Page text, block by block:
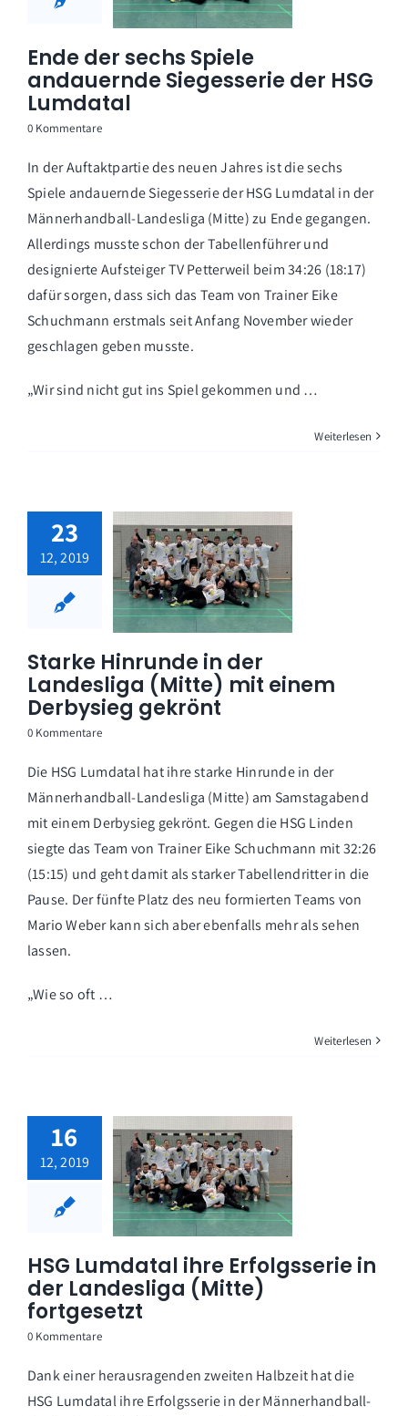
Ende der sechs Spiele
andauernde Siegesserie der HSG
Lumdatal
0 Kommentare
In der Auftaktpartie des neuen Jahres ist die sechs
Spiele andauernde Siegesserie der HSG Lumdatal in der
Männerhandball-Landesliga (Mitte) zu Ende gegangen.
Allerdings musste schon der Tabellenführer und
designierte Aufsteiger TV Petterweil beim 34:26 (18:17)
dafür sorgen, dass sich das Team von Trainer Eike
Schuchmann erstmals seit Anfang November wieder
geschlagen geben musste.
„Wir sind nicht gut ins Spiel gekommen und …
Weiterlesen
23
12, 2019
Starke Hinrunde in der
Landesliga (Mitte) mit einem
Derbysieg gekrönt
0 Kommentare
Die HSG Lumdatal hat ihre starke Hinrunde in der
Männerhandball-Landesliga (Mitte) am Samstagabend
mit einem Derbysieg gekrönt. Gegen die HSG Linden
siegte das Team von Trainer Eike Schuchmann mit 32:26
(15:15) und geht damit als starker Tabellendritter in die
Pause. Der fünfte Platz des neu formierten Teams von
Mario Weber kann sich aber ebenfalls mehr als sehen
lassen.
„Wie so oft …
Weiterlesen
16
12, 2019
HSG Lumdatal ihre Erfolgsserie in
der Landesliga (Mitte)
fortgesetzt
0 Kommentare
Dank einer herausragenden zweiten Halbzeit hat die
HSG Lumdatal ihre Erfolgsserie in der Männerhandball-